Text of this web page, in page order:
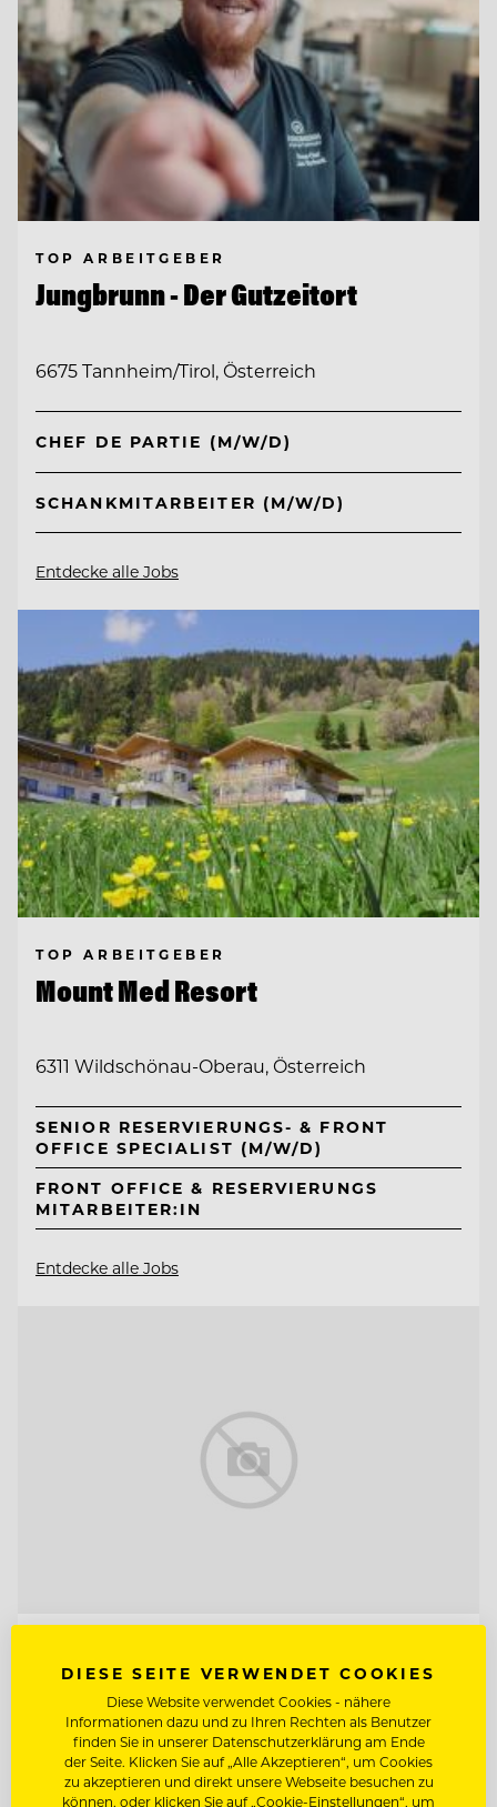
TOP ARBEITGEBER
Jungbrunn - Der Gutzeitort
6675 Tannheim/Tirol, Österreich
CHEF DE PARTIE (M/W/D)
SCHANKMITARBEITER (M/W/D)
Entdecke alle Jobs
TOP ARBEITGEBER
Mount Med Resort
6311 Wildschönau-Oberau, Österreich
SENIOR RESERVIERUNGS- & FRONT
OFFICE SPECIALIST (M/W/D)
FRONT OFFICE & RESERVIERUNGS
MITARBEITER:IN
Entdecke alle Jobs
Lehrieder Catering-Party-Service
90471 Nürnberg - Südoststadt , Deutschland
DIESE SEITE VERWENDET COOKIES
Diese Website verwendet Cookies - nähere
Informationen dazu und zu Ihren Rechten als Benutzer
finden Sie in unserer Datenschutzerklärung am Ende
der Seite. Klicken Sie auf „Alle Akzeptieren“, um Cookies
zu akzeptieren und direkt unsere Webseite besuchen zu
können, oder klicken Sie auf „Cookie-Einstellungen“, um